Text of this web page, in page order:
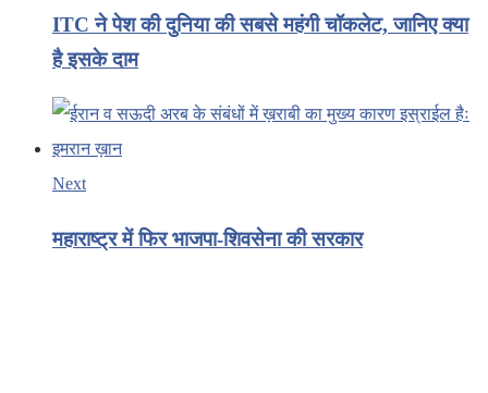
ITC ने पेश की दुनिया की सबसे महंगी चॉकलेट, जानिए क्या
है इसके दाम
Next
महाराष्ट्र में फिर भाजपा-शिवसेना की सरकार